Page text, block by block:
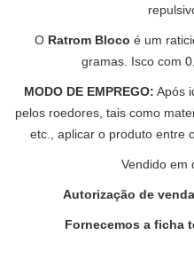
O Ratrom Bloco é um
gramas. Isco com
MODO DE EMPREGO: Após
pelos roedores, tais como
etc., aplicar o produto entre
Vendido em
Autorização de
Fornecemos a ficha